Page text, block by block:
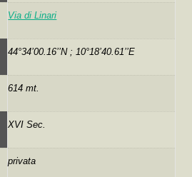
Via di Linari
44°34’00.16’’N ; 10°18’40.61’’E
614 mt.
XVI Sec.
privata